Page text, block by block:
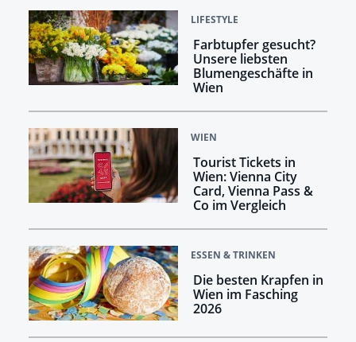
LIFESTYLE
Farbtupfer gesucht?
Unsere liebsten
Blumengeschäfte in
Wien
WIEN
Tourist Tickets in
Wien: Vienna City
Card, Vienna Pass &
Co im Vergleich
ESSEN & TRINKEN
Die besten Krapfen in
Wien im Fasching
2026